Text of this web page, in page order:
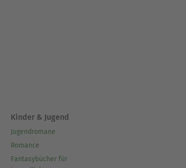
Kinder & Jugend
Jugendromane
Romance
Fantasybücher für